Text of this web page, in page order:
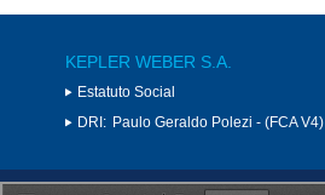
KEPLER WEBER S.A.
Estatuto Social
DRI: Paulo Geraldo Polezi - (FCA V4)